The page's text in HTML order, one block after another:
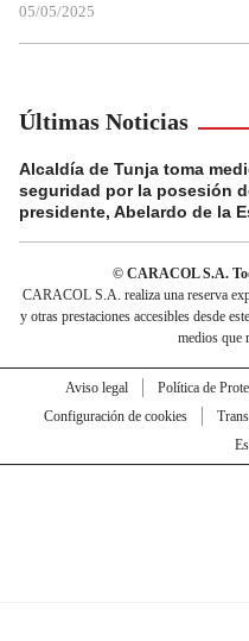
05/05/2025
Últimas Noticias
Alcaldía de Tunja toma
seguridad por la posesión
presidente, Abelardo de la
© CARACOL S.A.
CARACOL S.A. realiza una reserva
y otras prestaciones accesibles desde
medios que
Aviso legal Política de
Configuración de cookies